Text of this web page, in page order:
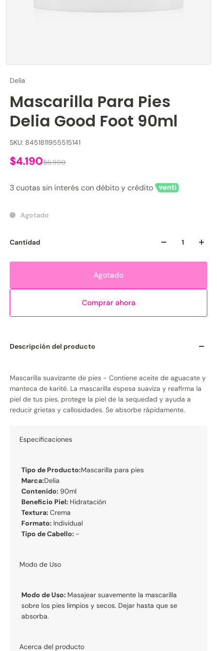
Delia
Mascarilla Para Pies
Delia Good Foot 90ml
SKU: 8451811955515141
$4.190$6.990
3 cuotas sin interés con débito y crédito
Agotado
Cantidad
Agotado
Comprar ahora
Descripción del producto
Mascarilla suavizante de pies - Contiene aceite de aguacate y
manteca de karité. La mascarilla espesa suaviza y reafirma la
piel de tus pies, protege la piel de la sequedad y ayuda a
reducir grietas y callosidades. Se absorbe rápidamente.
Especificaciones
Tipo de Producto:Mascarilla para pies
Marca:Delia
Contenido: 90ml
Beneficio Piel: Hidratación
Textura: Crema
Formato: Individual
Tipo de Cabello: -
Modo de Uso
Modo de Uso: Masajear suavemente la mascarilla
sobre los pies limpios y secos. Dejar hasta que se
absorba.
Acerca del producto